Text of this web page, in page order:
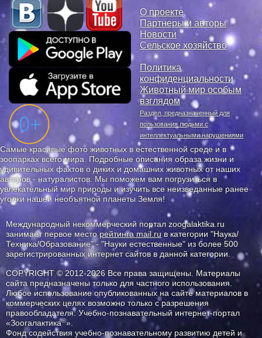
О проекте
Партнеры и авторы
Новости
Сельское хозяйство
Политика
конфиденциальности
Животный мир особым
взглядом
Раздел, предназначенный для
пользования людьми с
интеллектуальными нарушениями
Самые красивые фото животных в естественной среде и в
зоопарках всего мира. Подробные описания образа жизни и
удивительных фактов о диких и домашних животных от наших
авторов - натуралистов. Мы поможем вам погрузиться в
увлекательный мир природы и изучить все неизведанные ранее
уголки нашей необъятной планеты Земля!
Международный некоммерческий портал zoogalaktika.ru
занимает первое месторейтинга mail.ru в категории "Наука/
Техника/Образование" - "Науки естественные" из более 500
зарегистрированных интернет сайтов в данной категории.
COPYRIGHT © 2012-2026 Все права защищены. Материалы
сайта предназначены только для частного использования.
Любое использование опубликованных на сайте материалов в
коммерческих целях возможно только с разрешения
правообладателя: Учебно-познавательный интернет-портал
«Зоогалактика®».
Фонд содействия учебно-познавательному развитию детей и